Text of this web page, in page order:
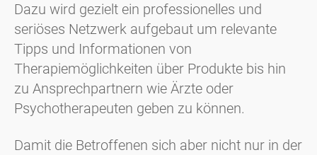
Dazu wird gezielt ein professionelles und
seriöses Netzwerk aufgebaut um relevante
Tipps und Informationen von
Therapiemöglichkeiten über Produkte bis hin
zu Ansprechpartnern wie Ärzte oder
Psychotherapeuten geben zu können.
Damit die Betroffenen sich aber nicht nur in der